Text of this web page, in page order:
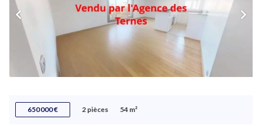
650 000 € 2 pièces 54 m²